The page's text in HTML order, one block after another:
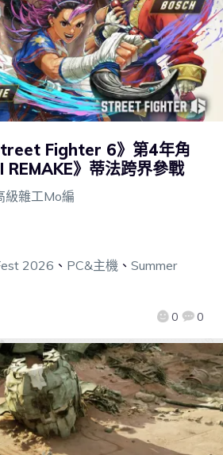
Fighter 6》第4年角
REMAKE》蒂法跨界參戰
級雜工Mo編
0 0
2026 、 PC&主機、 Summer